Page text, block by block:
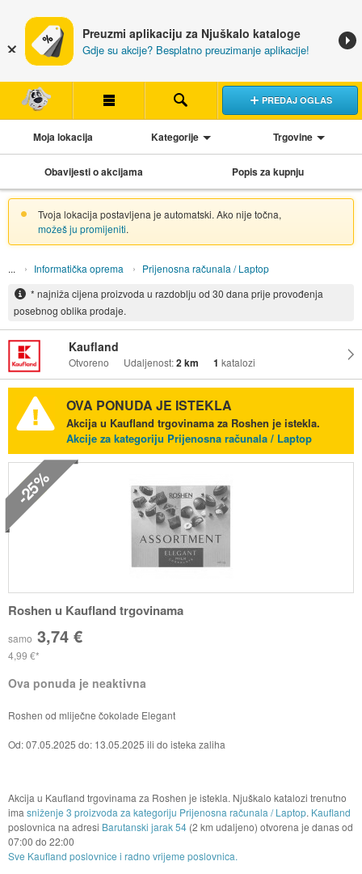
Preuzmi aplikaciju za Njuškalo kataloge
Gdje su akcije? Besplatno preuzimanje aplikacije!
PREDAJ OGLAS
Moja lokacija Kategorije Trgovine
Obavijesti o akcijama Popis za kupnju
Tvoja lokacija postavljena je automatski. Ako nije točna,
možeš ju promijeniti.
Informatička oprema
Prijenosna računala / Laptop
* najniža cijena proizvoda u razdoblju od 30 dana prije provođenja
posebnog oblika prodaje.
Kaufland
Otvoreno Udaljenost:2 km 1 katalozi
OVA PONUDA JE ISTEKLA
Akcija u Kaufland trgovinama za Roshen je istekla.
Akcije za kategoriju Prijenosna računala / Laptop
-25%
Roshen u Kaufland trgovinama
samo 3,74 €
4,99 €
Ova ponuda je neaktivna
Roshen od mliječne čokolade Elegant
Od: 07.05.2025 do: 13.05.2025 ili do isteka zaliha
Akcija u Kaufland trgovinama za Roshen je istekla. Njuškalo katalozi trenutno
ima sniženje 3 proizvoda za kategoriju Prijenosna računala / Laptop. Kaufland
poslovnica na adresi Barutanski jarak 54(2 km udaljeno) otvorena je danas od
07:00 do 22:00
Sve Kaufland poslovnice i radno vrijeme poslovnica.